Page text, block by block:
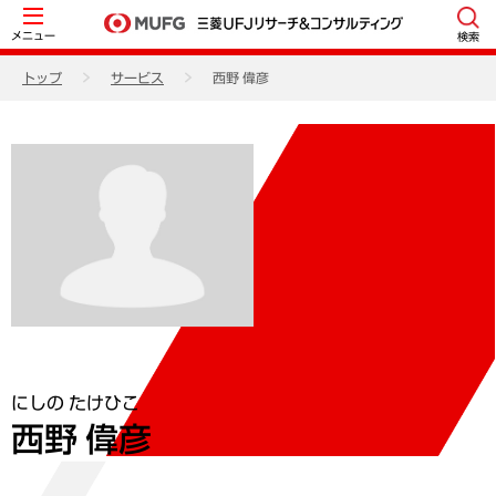
メニュー 検索
トップ サービス 西野 偉彦
にしの たけひこ
西野 偉彦